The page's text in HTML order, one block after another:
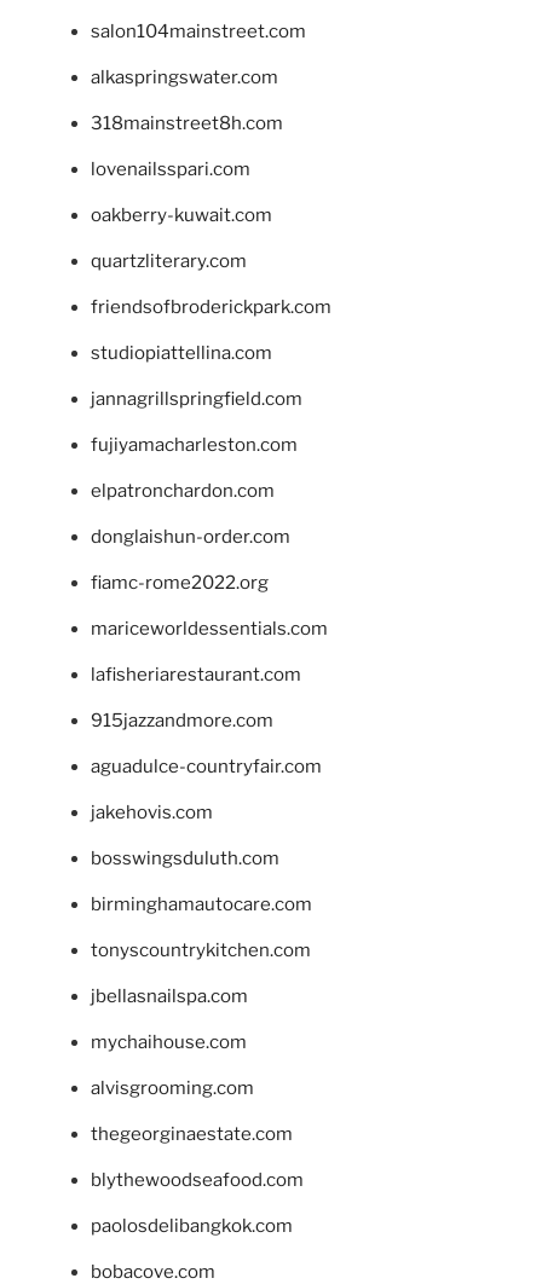
salon104mainstreet.com
alkaspringswater.com
318mainstreet8h.com
lovenailsspari.com
oakberry-kuwait.com
quartzliterary.com
friendsofbroderickpark.com
studiopiattellina.com
jannagrillspringfield.com
fujiyamacharleston.com
elpatronchardon.com
donglaishun-order.com
fiamc-rome2022.org
mariceworldessentials.com
lafisheriarestaurant.com
915jazzandmore.com
aguadulce-countryfair.com
jakehovis.com
bosswingsduluth.com
birminghamautocare.com
tonyscountrykitchen.com
jbellasnailspa.com
mychaihouse.com
alvisgrooming.com
thegeorginaestate.com
blythewoodseafood.com
paolosdelibangkok.com
bobacove.com